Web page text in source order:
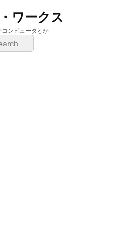
ワークス
ンピュータとか